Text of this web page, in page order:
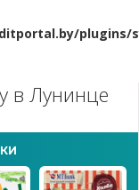
plugins/
в Лунинце